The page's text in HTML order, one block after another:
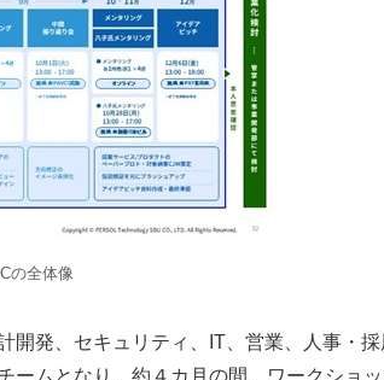
の全体像
発、セキュリティ、IT、営業、人事・
ームとなり、約４カ月の間、ワークショ